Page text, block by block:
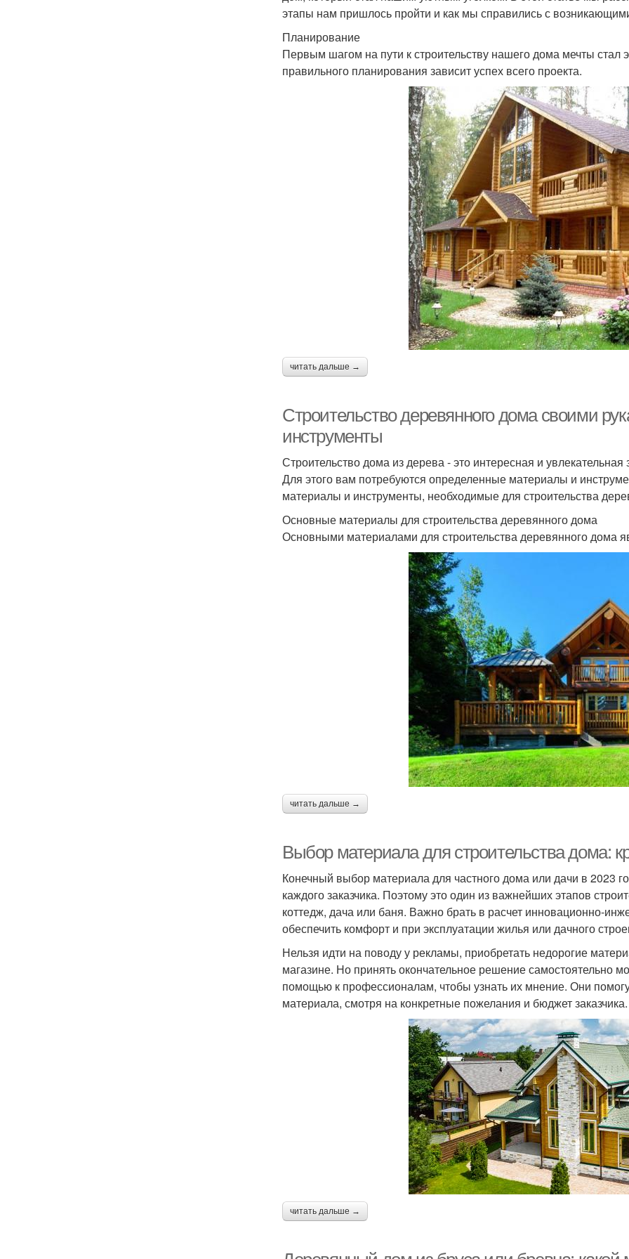
этапы нам пришлось пройти и как мы справились с
Планирование
Первым шагом на пути к строительству нашего дома мечты
правильного планирования зависит успех всего проекта.
читать дальше →
Строительство деревянного дома своими
инструменты
Строительство дома из дерева - это интересная и
Для этого вам потребуются определенные материалы и
материалы и инструменты, необходимые для строительства
Основные материалы для строительства деревянного дома
Основными материалами для строительства деревянного дома
читать дальше →
Выбор материала для строительства дома:
Конечный выбор материала для частного дома или дачи в 2023
каждого заказчика. Поэтому это один из важнейших этапов
коттедж, дача или баня. Важно брать в расчет инновационно-
обеспечить комфорт и при эксплуатации жилья или дачного
Нельзя идти на поводу у рекламы, приобретать недорогие
магазине. Но принять окончательное решение самостоятельно
помощью к профессионалам, чтобы узнать их мнение. Они
материала, смотря на конкретные пожелания и бюджет заказчика.
читать дальше →